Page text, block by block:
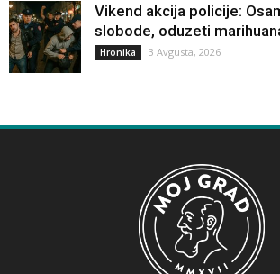
Vikend akcija policije:
slobode, oduzeti
Hronika 3 Avgusta, 2026